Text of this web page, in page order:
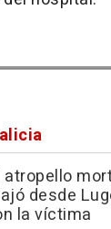
desde
la víctima